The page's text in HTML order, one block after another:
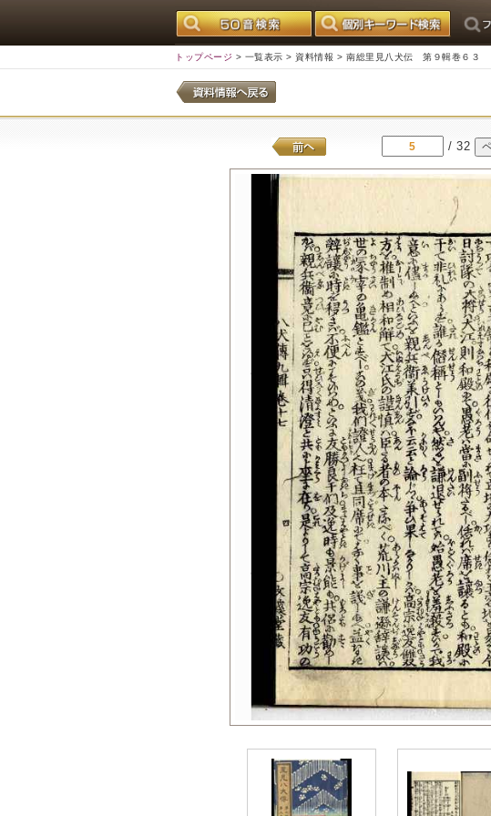
トップページ > 一覧表示 > 資料情報 > 南総里見八犬伝 第９輯巻６３
/ 32